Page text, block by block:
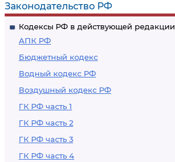
Законодательство РФ
Кодексы РФ в действующей редакции
АПК РФ
Бюджетный кодекс
Водный кодекс РФ
Воздушный кодекс РФ
ГК РФ часть 1
ГК РФ часть 2
ГК РФ часть 3
ГК РФ часть 4